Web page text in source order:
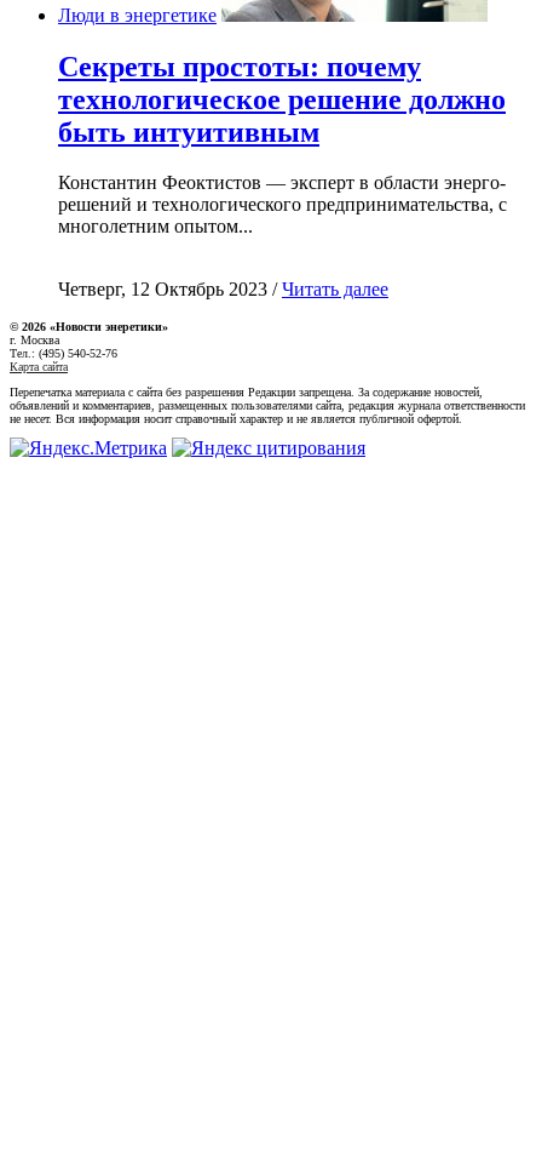
Люди в энергетике
Секреты простоты: почему
технологическое решение должно
быть интуитивным
Константин Феоктистов — эксперт в области энерго-
решений и технологического предпринимательства, с
многолетним опытом...
Четверг, 12 Октябрь 2023 /Читать далее
© 2026 «Новости энеретики»
г. Москва
Тел.: (495) 540-52-76
Карта сайта
Перепечатка материала с сайта без разрешения Редакции запрещена. За содержание новостей,
объявлений и комментариев, размещенных пользователями сайта, редакция журнала ответственности
не несет. Вся информация носит справочный характер и не является публичной офертой.